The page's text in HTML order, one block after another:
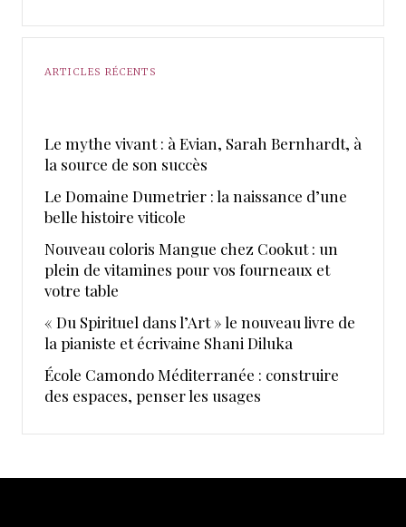
ARTICLES RÉCENTS
Le mythe vivant : à Evian, Sarah Bernhardt, à
la source de son succès
Le Domaine Dumetrier : la naissance d’une
belle histoire viticole
Nouveau coloris Mangue chez Cookut : un
plein de vitamines pour vos fourneaux et
votre table
« Du Spirituel dans l’Art » le nouveau livre de
la pianiste et écrivaine Shani Diluka
École Camondo Méditerranée : construire
des espaces, penser les usages